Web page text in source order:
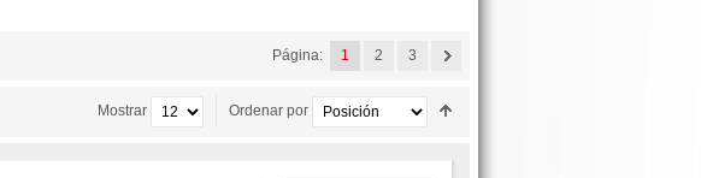
Página: 1 2 3
Ordenar por
Mostrar